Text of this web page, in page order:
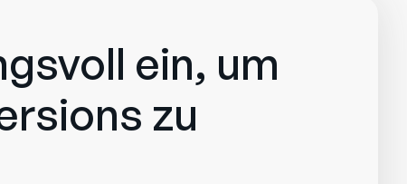
ein, um
zu